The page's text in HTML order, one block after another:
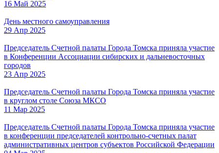
16 Май 2025
День местного самоуправления
29 Апр 2025
Председатель Счетной палаты Города Томска приняла участие
в Конференции Ассоциации сибирских и дальневосточных
городов
23 Апр 2025
Председатель Счетной палаты Города Томска приняла участие
в круглом столе Союза МКСО
11 Мар 2025
Председатель Счетной палаты Города Томска приняла участие
в конференции председателей контрольно-счетных палат
административных центров субъектов Российской Федерации